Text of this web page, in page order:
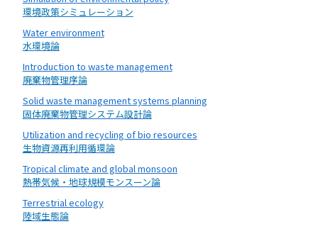
環境政策シミュレーション
Water environment
水環境論
Introduction to waste management
廃棄物管理序論
Solid waste management systems planning
固体廃棄物管理システム設計論
Utilization and recycling of bio resources
生物資源再利用循環論
Tropical climate and global monsoon
熱帯気候・地球規模モンスーン論
Terrestrial ecology
陸域生態論